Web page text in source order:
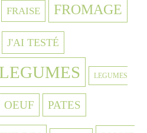
FRAISE FROMAGE
J'AI TESTÉ
LEGUMES LEGUMES
OEUF PATES